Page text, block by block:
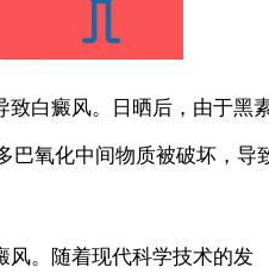
白癜风。日晒后，由于黑
巴氧化中间物质被破坏，导
。随着现代科学技术的发